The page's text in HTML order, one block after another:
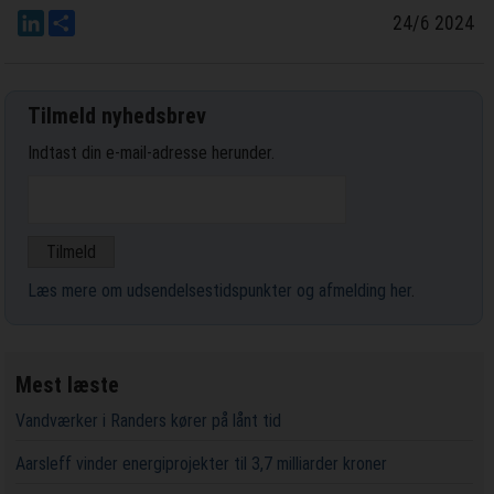
LinkedIn 24/6 2024
Tilmeld nyhedsbrev
Indtast din e-mail-adresse herunder.
Læs mere om udsendelsestidspunkter og afmelding her.
Mest læste
Vandværker i Randers kører på lånt tid
Aarsleff vinder energiprojekter til 3,7 milliarder kroner